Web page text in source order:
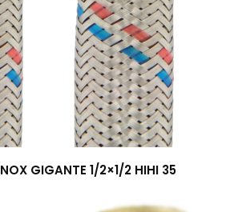
NOX GIGANTE 1/2×1/2 HIHI 35